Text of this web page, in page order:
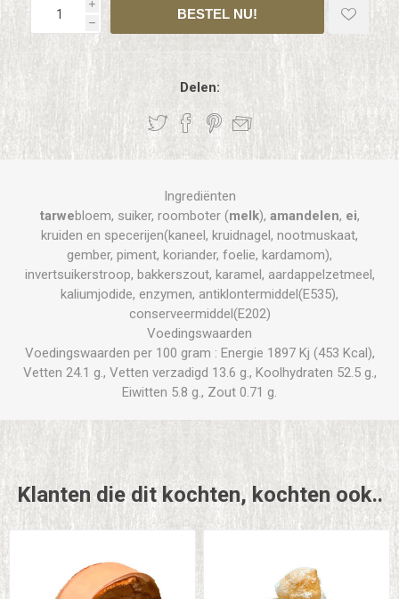
i
h
Delen:
Ingrediënten
tarwebloem, suiker, roomboter (melk), amandelen, ei,
kruiden en specerijen(kaneel, kruidnagel, nootmuskaat,
gember, piment, koriander, foelie, kardamom),
invertsuikerstroop, bakkerszout, karamel, aardappelzetmeel,
kaliumjodide, enzymen, antiklontermiddel(E535),
conserveermiddel(E202)
Voedingswaarden
Voedingswaarden per 100 gram : Energie 1897 Kj (453 Kcal),
Vetten 24.1 g., Vetten verzadigd 13.6 g., Koolhydraten 52.5 g.,
Eiwitten 5.8 g., Zout 0.71 g.
Klanten die dit kochten, kochten ook..